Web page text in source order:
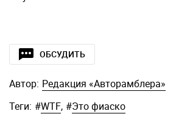
ОБСУДИТЬ
Автор: Редакция «Авторамблера»
Теги: #WTF, #Это фиаско